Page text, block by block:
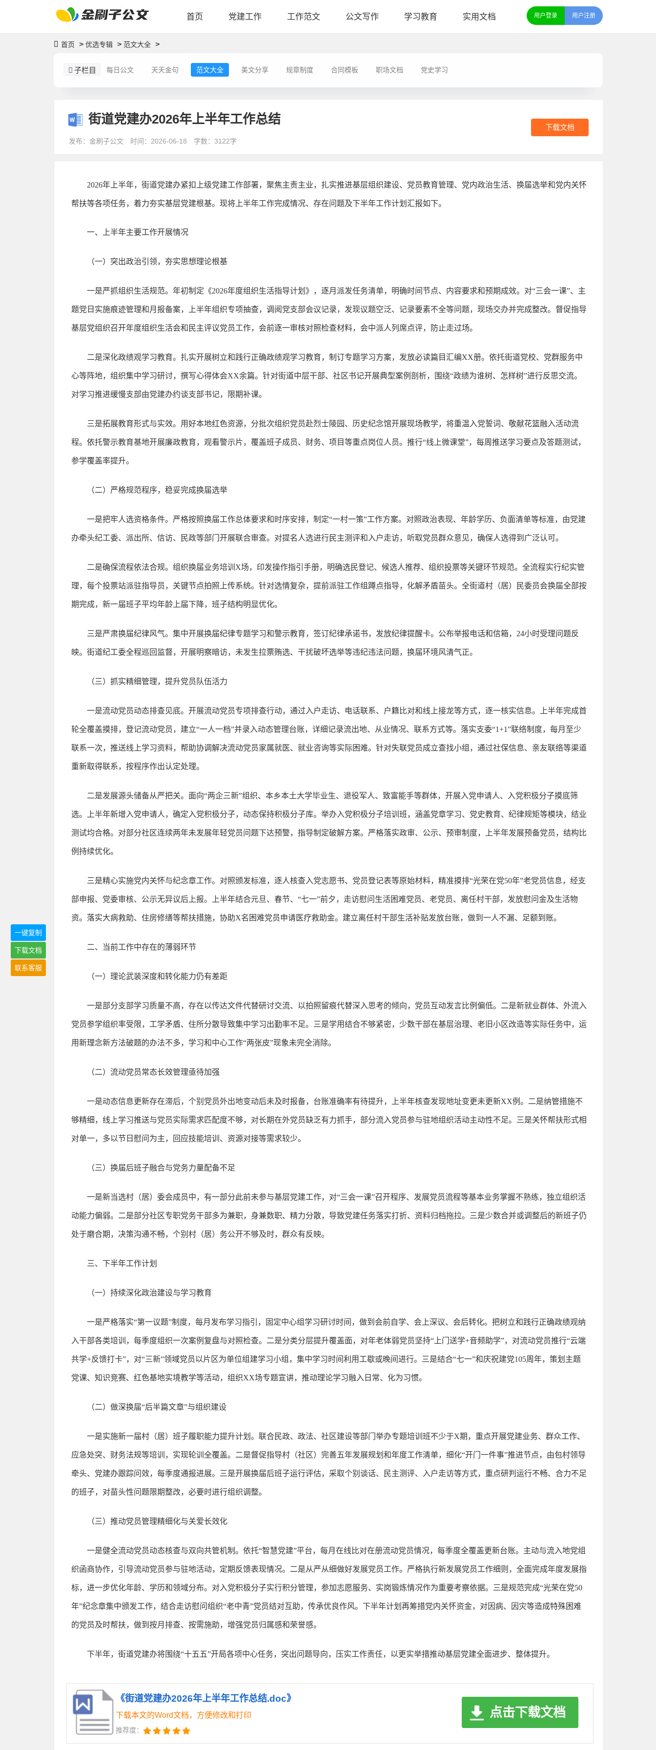
首页 党建工作 工作范文 公文写作 学习教育 实用文档 用户登录 用户注册
首页 > 优选专辑 > 范文大全 >
子栏目 每日公文 天天金句 范文大全 美文分享 规章制度 合同模板 职场文档 党史学习
街道党建办2026年上半年工作总结
发布：金刷子公文 时间：2026-06-18 字数：3122字
下载文档
2026年上半年，街道党建办紧扣上级党建工作部署，聚焦主责主业，扎实推进基层组织建设、党员教育管理、党内政治生活、换届选举和党内关怀
帮扶等各项任务，着力夯实基层党建根基。现将上半年工作完成情况、存在问题及下半年工作计划汇报如下。
一、上半年主要工作开展情况
（一）突出政治引领，夯实思想理论根基
一是严抓组织生活规范。年初制定《2026年度组织生活指导计划》，逐月派发任务清单，明确时间节点、内容要求和预期成效。对“三会一课”、主
题党日实施痕迹管理和月报备案，上半年组织专项抽查，调阅党支部会议记录，发现议题空泛、记录要素不全等问题，现场交办并完成整改。督促指导
基层党组织召开年度组织生活会和民主评议党员工作，会前逐一审核对照检查材料，会中派人列席点评，防止走过场。
二是深化政绩观学习教育。扎实开展树立和践行正确政绩观学习教育，制订专题学习方案，发放必读篇目汇编XX册。依托街道党校、党群服务中
心等阵地，组织集中学习研讨，撰写心得体会XX余篇。针对街道中层干部、社区书记开展典型案例剖析，围绕“政绩为谁树、怎样树”进行反思交流。
对学习推进缓慢支部由党建办约谈支部书记，限期补课。
三是拓展教育形式与实效。用好本地红色资源，分批次组织党员赴烈士陵园、历史纪念馆开展现场教学，将重温入党誓词、敬献花篮融入活动流
程。依托警示教育基地开展廉政教育，观看警示片，覆盖班子成员、财务、项目等重点岗位人员。推行“线上微课堂”，每周推送学习要点及答题测试，
参学覆盖率提升。
（二）严格规范程序，稳妥完成换届选举
一是把牢人选资格条件。严格按照换届工作总体要求和时序安排，制定“一村一策”工作方案。对照政治表现、年龄学历、负面清单等标准，由党建
办牵头纪工委、派出所、信访、民政等部门开展联合审查。对提名人选进行民主测评和入户走访，听取党员群众意见，确保人选得到广泛认可。
二是确保流程依法合规。组织换届业务培训X场，印发操作指引手册，明确选民登记、候选人推荐、组织投票等关键环节规范。全流程实行纪实管
理，每个投票站派驻指导员，关键节点拍照上传系统。针对选情复杂，提前派驻工作组蹲点指导，化解矛盾苗头。全街道村（居）民委员会换届全部按
期完成，新一届班子平均年龄上届下降，班子结构明显优化。
三是严肃换届纪律风气。集中开展换届纪律专题学习和警示教育，签订纪律承诺书，发放纪律提醒卡。公布举报电话和信箱，24小时受理问题反
映。街道纪工委全程巡回监督，开展明察暗访，未发生拉票贿选、干扰破坏选举等违纪违法问题，换届环境风清气正。
（三）抓实精细管理，提升党员队伍活力
一是流动党员动态排查见底。开展流动党员专项排查行动，通过入户走访、电话联系、户籍比对和线上接龙等方式，逐一核实信息。上半年完成首
轮全覆盖摸排，登记流动党员，建立“一人一档”并录入动态管理台账，详细记录流出地、从业情况、联系方式等。落实支委“1+1”联络制度，每月至少
联系一次，推送线上学习资料，帮助协调解决流动党员家属就医、就业咨询等实际困难。针对失联党员成立查找小组，通过社保信息、亲友联络等渠道
重新取得联系，按程序作出认定处理。
二是发展源头储备从严把关。面向“两企三新”组织、本乡本土大学毕业生、退役军人、致富能手等群体，开展入党申请人、入党积极分子摸底筛
选。上半年新增入党申请人，确定入党积极分子，动态保持积极分子库。举办入党积极分子培训班，涵盖党章学习、党史教育、纪律规矩等模块，结业
测试均合格。对部分社区连续两年未发展年轻党员问题下达预警，指导制定破解方案。严格落实政审、公示、预审制度，上半年发展预备党员，结构比
例持续优化。
三是精心实施党内关怀与纪念章工作。对照颁发标准，逐人核查入党志愿书、党员登记表等原始材料，精准摸排“光荣在党50年”老党员信息，经支
部申报、党委审核、公示无异议后上报。上半年结合元旦、春节、“七一”前夕，走访慰问生活困难党员、老党员、离任村干部，发放慰问金及生活物
资。落实大病救助、住房修缮等帮扶措施，协助X名困难党员申请医疗救助金。建立离任村干部生活补贴发放台账，做到一人不漏、足额到账。
二、当前工作中存在的薄弱环节
（一）理论武装深度和转化能力仍有差距
一是部分支部学习质量不高，存在以传达文件代替研讨交流、以拍照留痕代替深入思考的倾向，党员互动发言比例偏低。二是新就业群体、外流入
党员参学组织率受限，工学矛盾、住所分散导致集中学习出勤率不足。三是学用结合不够紧密，少数干部在基层治理、老旧小区改造等实际任务中，运
用新理念新方法破题的办法不多，学习和中心工作“两张皮”现象未完全消除。
（二）流动党员常态长效管理亟待加强
一是动态信息更新存在滞后，个别党员外出地变动后未及时报备，台账准确率有待提升，上半年核查发现地址变更未更新XX例。二是纳管措施不
够精细，线上学习推送与党员实际需求匹配度不够，对长期在外党员缺乏有力抓手，部分流入党员参与驻地组织活动主动性不足。三是关怀帮扶形式相
对单一，多以节日慰问为主，回应技能培训、资源对接等需求较少。
（三）换届后班子融合与党务力量配备不足
一是新当选村（居）委会成员中，有一部分此前未参与基层党建工作，对“三会一课”召开程序、发展党员流程等基本业务掌握不熟练，独立组织活
动能力偏弱。二是部分社区专职党务干部多为兼职，身兼数职、精力分散，导致党建任务落实打折、资料归档拖拉。三是少数合并或调整后的新班子仍
处于磨合期，决策沟通不畅，个别村（居）务公开不够及时，群众有反映。
三、下半年工作计划
（一）持续深化政治建设与学习教育
一是严格落实“第一议题”制度，每月发布学习指引，固定中心组学习研讨时间，做到会前自学、会上深议、会后转化。把树立和践行正确政绩观纳
入干部各类培训，每季度组织一次案例复盘与对照检查。二是分类分层提升覆盖面，对年老体弱党员坚持“上门送学+音频助学”，对流动党员推行“云端
共学+反馈打卡”，对“三新”领域党员以片区为单位组建学习小组，集中学习时间利用工歇或晚间进行。三是结合“七一”和庆祝建党105周年，策划主题
党课、知识竞赛、红色基地实境教学等活动，组织XX场专题宣讲，推动理论学习融入日常、化为习惯。
（二）做深换届“后半篇文章”与组织建设
一是实施新一届村（居）班子履职能力提升计划。联合民政、政法、社区建设等部门举办专题培训班不少于X期，重点开展党建业务、群众工作、
应急处突、财务法规等培训，实现轮训全覆盖。二是督促指导村（社区）完善五年发展规划和年度工作清单，细化“开门一件事”推进节点，由包村领导
牵头、党建办跟踪问效，每季度通报进展。三是开展换届后班子运行评估，采取个别谈话、民主测评、入户走访等方式，重点研判运行不畅、合力不足
的班子，对苗头性问题限期整改，必要时进行组织调整。
（三）推动党员管理精细化与关爱长效化
一是健全流动党员动态核查与双向共管机制。依托“智慧党建”平台，每月在线比对在册流动党员情况，每季度全覆盖更新台账。主动与流入地党组
织函商协作，引导流动党员参与驻地活动，定期反馈表现情况。二是从严从细做好发展党员工作。严格执行新发展党员工作细则，全面完成年度发展指
标，进一步优化年龄、学历和领域分布。对入党积极分子实行积分管理，参加志愿服务、实岗锻炼情况作为重要考察依据。三是规范完成“光荣在党50
年”纪念章集中颁发工作，结合走访慰问组织“老中青”党员结对互助，传承优良作风。下半年计划再筹措党内关怀资金，对因病、因灾等造成特殊困难
的党员及时帮扶，做到按月排查、按需施助，增强党员归属感和荣誉感。
下半年，街道党建办将围绕“十五五”开局各项中心任务，突出问题导向，压实工作责任，以更实举措推动基层党建全面进步、整体提升。
《街道党建办2026年上半年工作总结.doc》
下载本文的Word文档，方便修改和打印
推荐度：
点击下载文档
一键复制
下载文档
联系客服